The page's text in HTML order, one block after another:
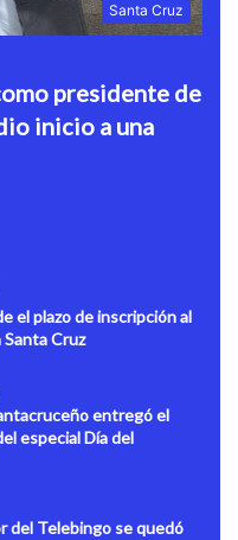
Santa Cruz
presidente de
inicio a una
el plazo de inscripción al
Cruz
entregó el
especial Día del
del Telebingo se quedó